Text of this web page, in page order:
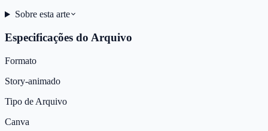
Sobre esta arte
Especificações do Arquivo
Formato
Story-animado
Tipo de Arquivo
Canva